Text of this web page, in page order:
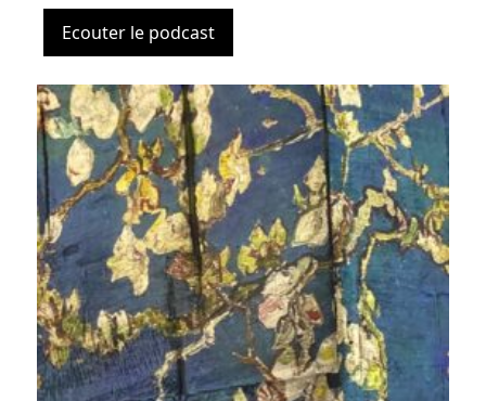
Ecouter le podcast